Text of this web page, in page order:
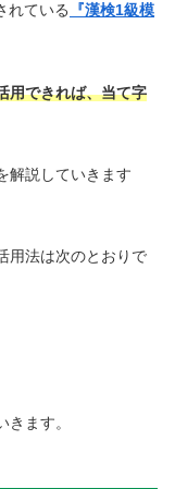
れている
『漢検1級模
用できれば、当て字
解説していきます
用法は次のとおりで
ます。